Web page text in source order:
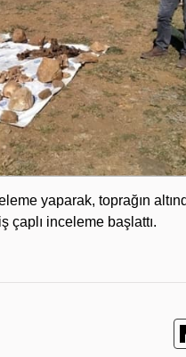
yaparak, toprağın
çaplı inceleme başlattı.